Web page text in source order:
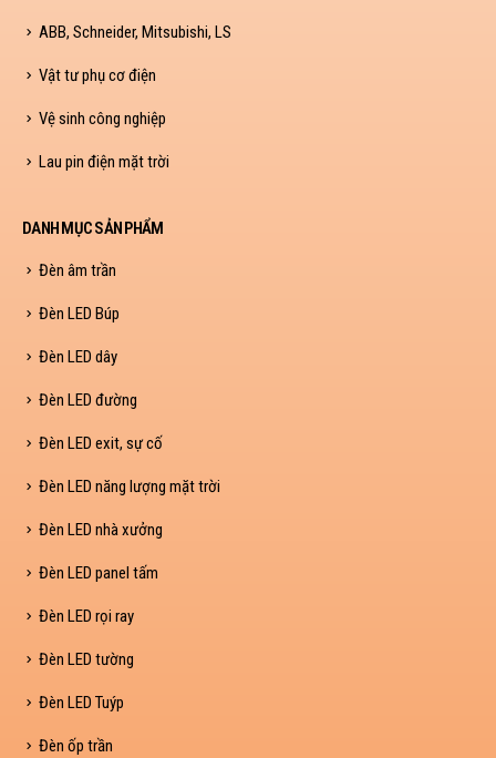
ABB, Schneider, Mitsubishi, LS
Vật tư phụ cơ điện
Vệ sinh công nghiệp
Lau pin điện mặt trời
DANH MỤC SẢN PHẨM
Đèn âm trần
Đèn LED Búp
Đèn LED dây
Đèn LED đường
Đèn LED exit, sự cố
Đèn LED năng lượng mặt trời
Đèn LED nhà xưởng
Đèn LED panel tấm
Đèn LED rọi ray
Đèn LED tường
Đèn LED Tuýp
Đèn ốp trần